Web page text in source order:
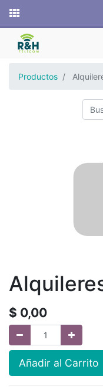
Productos
$ 0,00
Añadir al Carrito